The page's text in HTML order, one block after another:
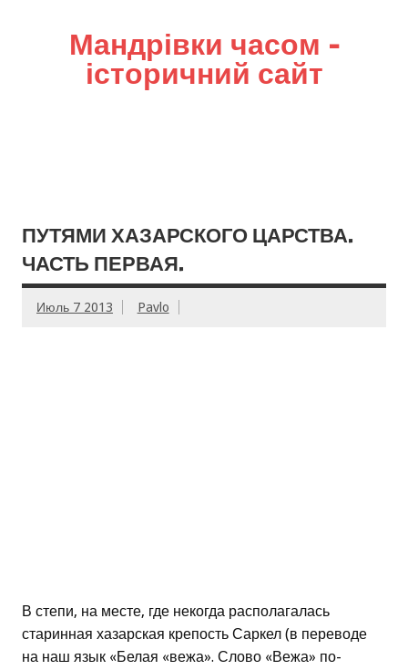
Мандрівки часом –
історичний сайт
ПУТЯМИ ХАЗАРСКОГО ЦАРСТВА.
ЧАСТЬ ПЕРВАЯ.
Июль 7 2013 Pavlo
В степи, на месте, где некогда располагалась
старинная хазарская крепость Саркел (в переводе
на наш язык «Белая «вежа». Слово «Вежа» по-